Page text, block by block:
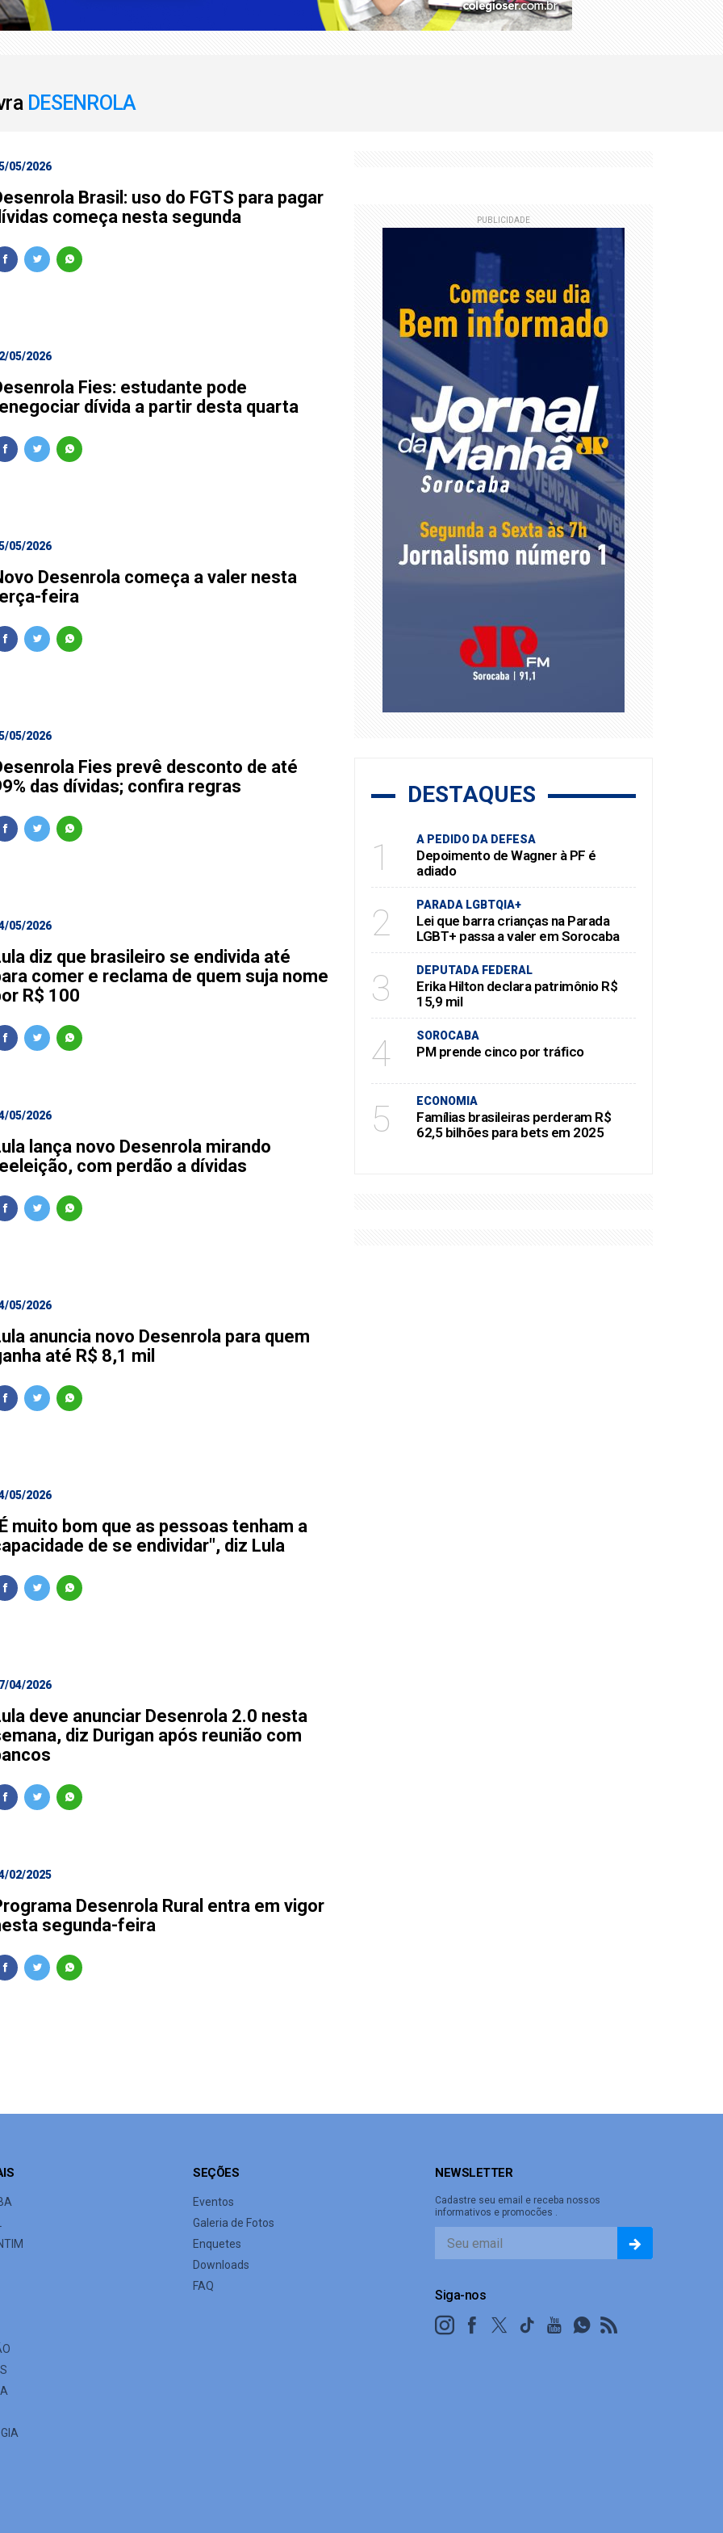
Wagner à PF é adiado
DESENROLA
05/2026
Brasil: uso do FGTS para pagar
começa nesta segunda
05/2026
Fies: estudante pode
dívida a partir desta quarta
05/2026
Desenrola começa a valer nesta
feira
05/2026
Fies prevê desconto de até
das dívidas; confira regras
05/2026
diz que brasileiro se endivida até
comer e reclama de quem suja nome
R$ 100
05/2026
lança novo Desenrola mirando
com perdão a dívidas
05/2026
anuncia novo Desenrola para quem
até R$ 8,1 mil
05/2026
muito bom que as pessoas tenham a
de se endividar", diz Lula
04/2026
deve anunciar Desenrola 2.0 nesta
diz Durigan após reunião com
02/2025
Desenrola Rural entra em vigor
segunda-feira
PUBLICIDADE
DESTAQUES
1 A PEDIDO DA DEFESA
Depoimento de Wagner à PF é
adiado
2 PARADA LGBTQIA+
Lei que barra crianças na Parada
LGBT+ passa a valer em Sorocaba
3 DEPUTADA FEDERAL
Erika Hilton declara patrimônio R$
15,9 mil
4 SOROCABA
PM prende cinco por tráfico
5 ECONOMIA
Famílias brasileiras perderam R$
62,5 bilhões para bets em 2025
SEÇÕES
Eventos
Galeria de Fotos
Enquetes
Downloads
FAQ
NEWSLETTER
Cadastre seu email e receba nossos
informativos e promocões .
Siga-nos